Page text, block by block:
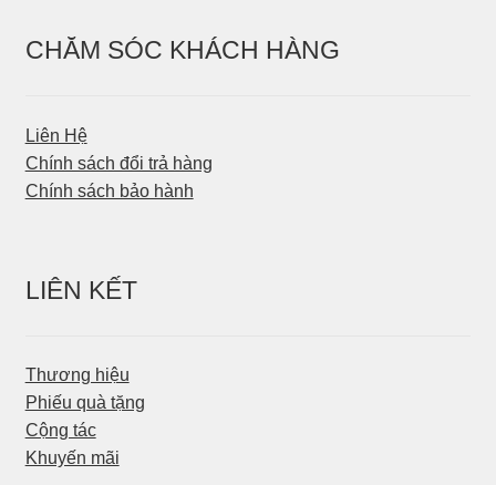
CHĂM SÓC KHÁCH HÀNG
Liên Hệ
Chính sách đổi trả hàng
Chính sách bảo hành
LIÊN KẾT
Thương hiệu
Phiếu quà tặng
Cộng tác
Khuyến mãi